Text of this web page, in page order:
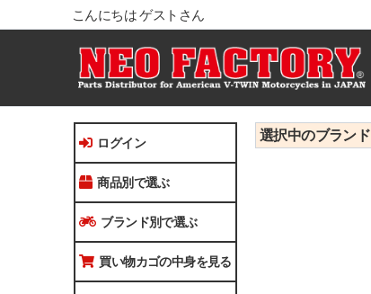
こんにちは ゲストさん
ログイン
商品別で選ぶ
ブランド別で選ぶ
買い物カゴの中身を見る
選択中のブランド